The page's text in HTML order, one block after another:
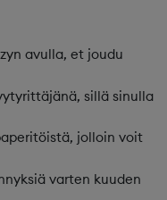
avulla, et joudu
sillä sinulla
jolloin voit
varten kuuden